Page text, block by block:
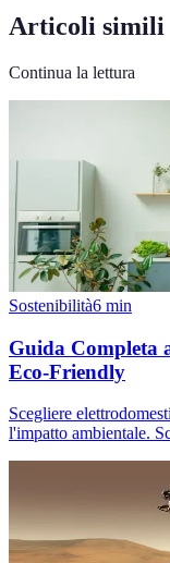
Articoli simili
Continua la lettura
Sostenibilità6 min
Guida Completa
Eco-Friendly
Scegliere
l'impatto ambientale.